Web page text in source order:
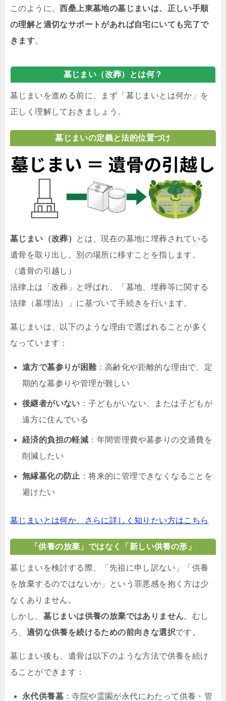
このように、西桑上東墓地の墓じまいは、正しい手順
の理解と適切なサポートがあれば自宅にいても完了で
きます。
墓じまい（改葬）とは何？
墓じまいを進める前に、まず「墓じまいとは何か」を
正しく理解しておきましょう。
墓じまいの定義と法的位置づけ
墓じまい（改葬）
とは、現在の墓地に埋葬されている
遺骨を取り出し、別の場所に移すことを指します。
（遺骨の引越し）
法律上は「改葬」と呼ばれ、「墓地、埋葬等に関する
法律（墓埋法）」に基づいて手続きを行います。
墓じまいは、以下のような理由で選ばれることが多く
なっています：
遠方で墓参りが困難：高齢化や距離的な理由で、定
期的な墓参りや管理が難しい
後継者がいない ：子どもがいない、または子どもが
遠方に住んでいる
経済的負担の軽減 ：年間管理費や墓参りの交通費を
削減したい
無縁墓化の防止 ：将来的に管理できなくなることを
避けたい
墓じまいとは何か、さらに詳しく知りたい方はこちら
「供養の放棄」ではなく「新しい供養の形」
墓じまいを検討する際、「先祖に申し訳ない」「供養
を放棄するのではないか」という罪悪感を抱く方は少
なくありません。
しかし、 墓じまいは供養の放棄ではありません。むし
ろ、 適切な供養を続けるための前向きな選択です。
墓じまい後も、遺骨は以下のような方法で供養を続け
ることができます：
永代供養墓 ：寺院や霊園が永代にわたって供養・管